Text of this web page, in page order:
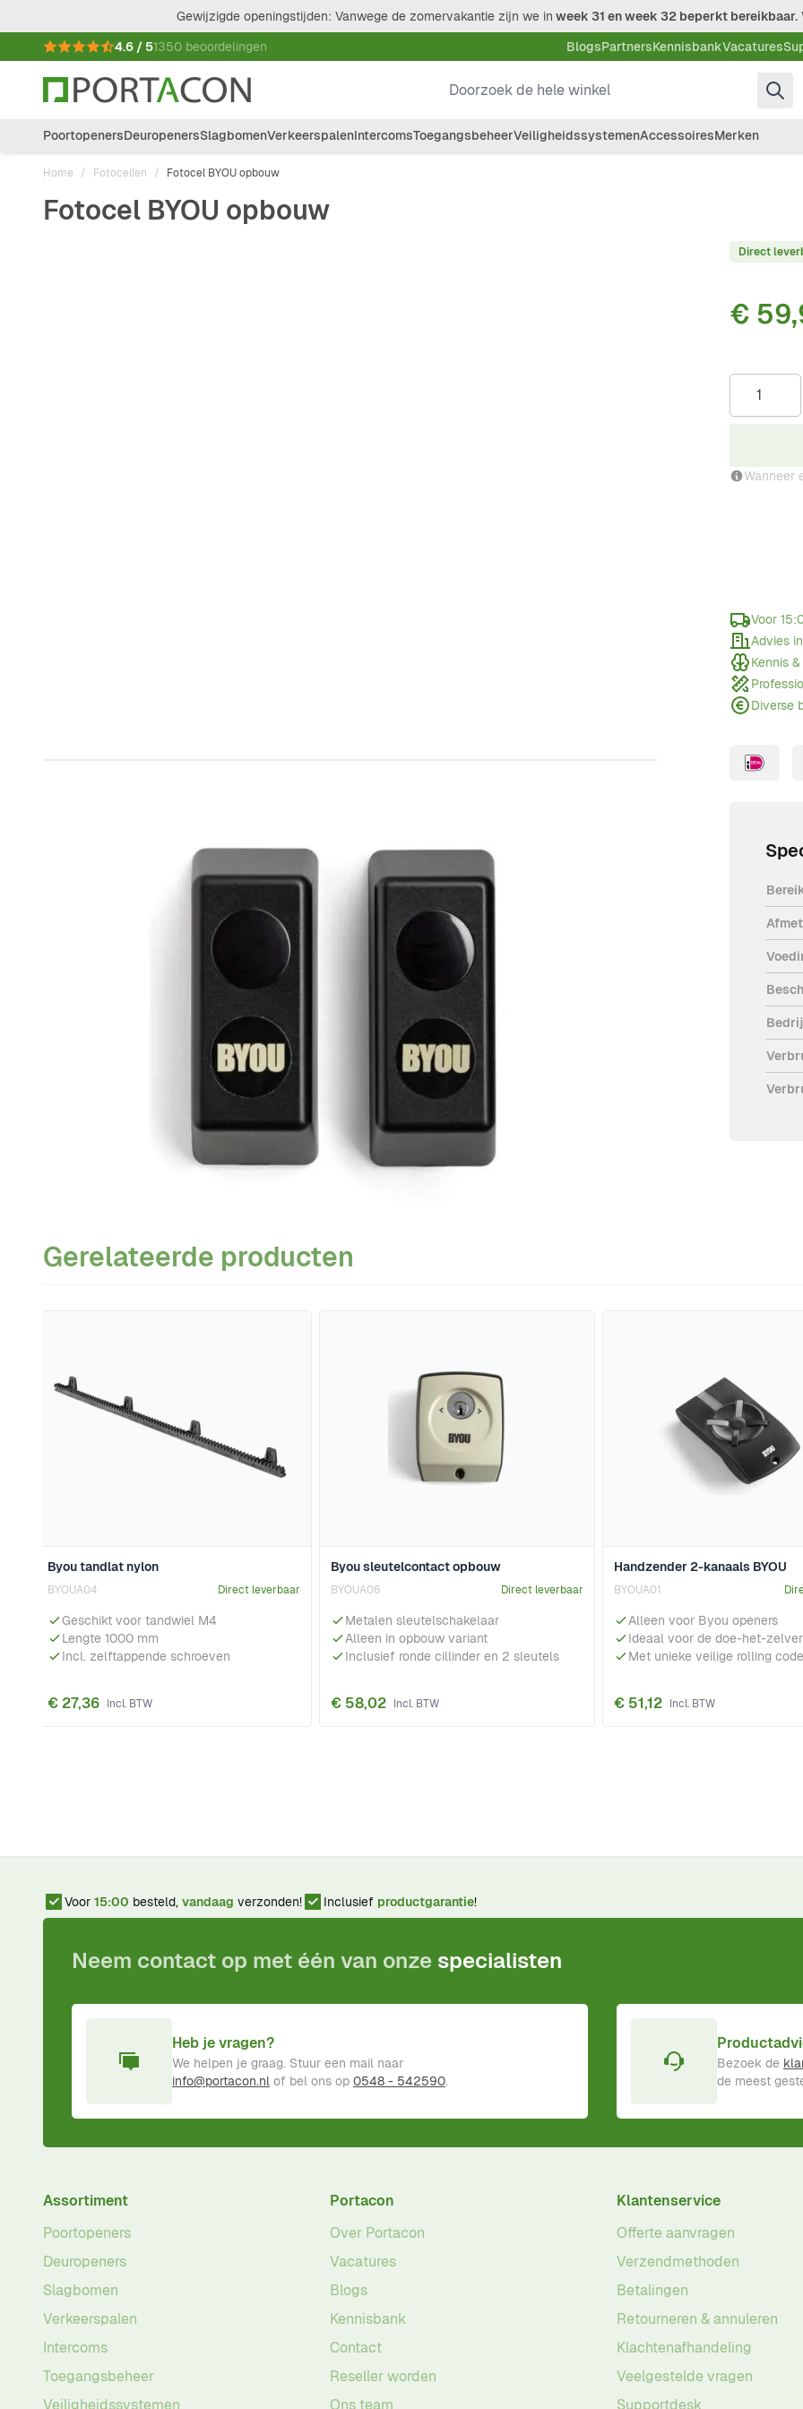
Gewijzigde openingstijden: Vanwege de zomervakantie zijn we in week 31 en week 32 beperkt bereikbaar.
4.6 / 51350 beoordelingen BlogsPartnersKennisbankVacatures
Doorzoek de hele winkel
PoortopenersDeuropenersSlagbomenVerkeerspalenIntercomsToegangsbeheerVeiligheidssystemenAccessoiresMerken
Home / Fotocellen / Fotocel BYOU opbouw
Fotocel BYOU opbouw
Direct
€
Wanneer
Voor
Advies
Kennis
Diverse
Productomschrijving
De Byou fotocellen worden hebben een bereik van 20 meter en worden standaard geleverd
in alle Byou sets. De set bestaat uit een zender en ontvanger. Deze doe-het-zelf sets zijn
Gerelateerde producten
Byou tandlat nylon
BYOUA04 Direct leverbaar
Geschikt voor tandwiel M4
Lengte 1000 mm
Incl. zelftappende schroeven
€ 27,36
Byou sleutelcontact opbouw
BYOUA06 Direct leverbaar
Metalen sleutelschakelaar
Alleen in opbouw variant
Inclusief ronde cillinder en 2 sleutels
€ 58,02
Handzender 2-kanaals BYOU
BYOUA01
Alleen voor Byou openers
Ideaal voor de doe-het-zelver
Met unieke veilige rolling code
€ 51,12
Voor 15:00 besteld, vandaag verzonden! Inclusief productgarantie!
Neem contact op met één van onze specialisten
Heb je vragen?
We helpen je graag. Stuur een mail naar
info@portacon.nl of bel ons op 0548 - 542590.
Bezoek de
de meest
Assortiment
Poortopeners
Deuropeners
Slagbomen
Verkeerspalen
Intercoms
Toegangsbeheer
Portacon
Over Portacon
Vacatures
Blogs
Kennisbank
Contact
Reseller worden
Klantenservice
Offerte aanvragen
Verzendmethoden
Betalingen
Retourneren & annuleren
Klachtenafhandeling
Veelgestelde vragen